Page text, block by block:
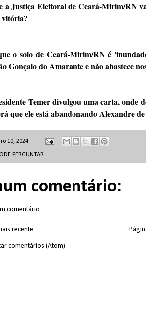
a Justiça Eleitoral de Ceará-Mirim/RN
vitória?
o solo de Ceará-Mirim/RN é
Gonçalo do Amarante e não abastece
Temer divulgou uma carta, onde
que ele está abandonando Alexandre
10, 2024
PERGUNTAR
comentário:
comentário
recente
comentários (Atom)